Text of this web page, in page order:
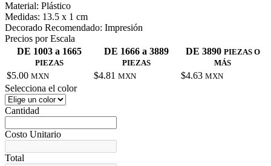
Material: Plástico
Medidas: 13.5 x 1 cm
Decorado Recomendado: Impresión
Precios por Escala
DE 1003 a 1665
PIEZAS
DE 1666 a 3889
PIEZAS
DE 3890 PIEZAS O
MÁS
$5.00 MXN $4.81 MXN $4.63 MXN
Selecciona el color
Cantidad
Costo Unitario
Total